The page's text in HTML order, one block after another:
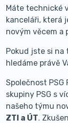
Máte technické
kanceláři, která
novým věcem a
Pokud jste si
hledáme právě
Společnost
skupiny PSG s
našeho týmu
ZTI a ÚT.